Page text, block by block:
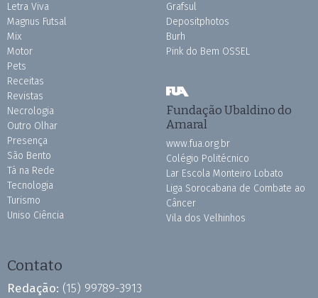
Letra Viva
Magnus Futsal
Mix
Motor
Pets
Receitas
Revistas
Necrologia
Outro Olhar
Presença
São Bento
Tá na Rede
Tecnologia
Turismo
Uniso Ciência
Grafsul
Depositphotos
Burh
Pink do Bem OSSEL
Fundação Ubaldino do
Amaral
www.fua.org.br
Colégio Politécnico
Lar Escola Monteiro Lobato
Liga Sorocabana de Combate ao
Câncer
Vila dos Velhinhos
Contato
Redação: (15) 99789-3913